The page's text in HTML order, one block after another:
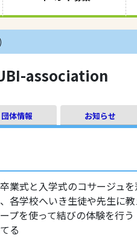
association
団体情報 お知らせ
業式と入学式のコサージュ
各学校へいき生徒や先生に教
プを使って結びの体験を行う
る